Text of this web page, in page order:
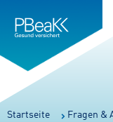
springen
springen
Verweis
zur
Sie
Startseite Fragen &